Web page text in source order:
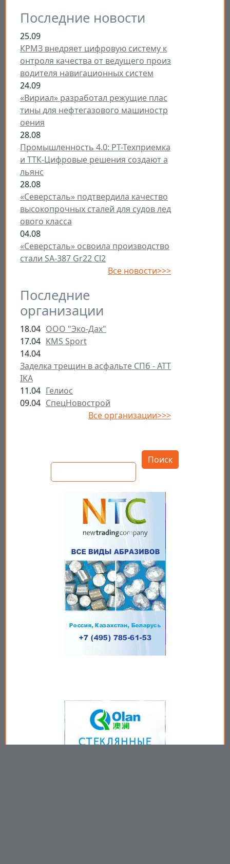
Последние новости
25.09
КРМЗ внедряет цифровую систему к
онтроля качества от ведущего произ
водителя навигационных систем
24.09
«Вириал» разработал режущие плас
тины для нефтегазового машиностр
оения
28.08
Промышленность 4.0: РТ-Техприемка
и ТТК-Цифровые решения создают а
льянс
28.08
«Северсталь» подтвердила качество
высокопрочных сталей для судов лед
ового класса
04.08
«Северсталь» освоила производство
стали SA-387 Gr22 Cl2
Все новости>>>
Последние
организации
18.04 ООО "Эко-Дах"
17.04 KMS Sport
14.04
Заделка трещин в асфальте СПб - ATT
IKA
11.04 Гелиос
09.04 СпецНовострой
Все организации>>>